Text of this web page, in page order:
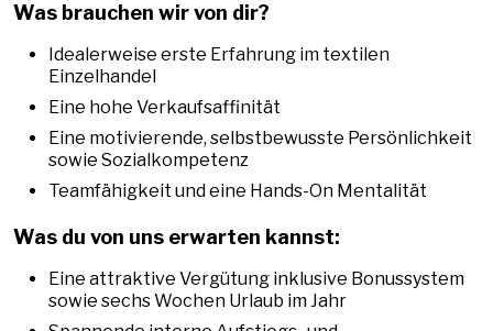
Was brauchen wir von dir?
Idealerweise erste Erfahrung im textilen
Einzelhandel
Eine hohe Verkaufsaffinität
Eine motivierende, selbstbewusste Persönlichkeit
sowie Sozialkompetenz
Teamfähigkeit und eine Hands-On Mentalität
Was du von uns erwarten kannst:
Eine attraktive Vergütung inklusive Bonussystem
sowie sechs Wochen Urlaub im Jahr